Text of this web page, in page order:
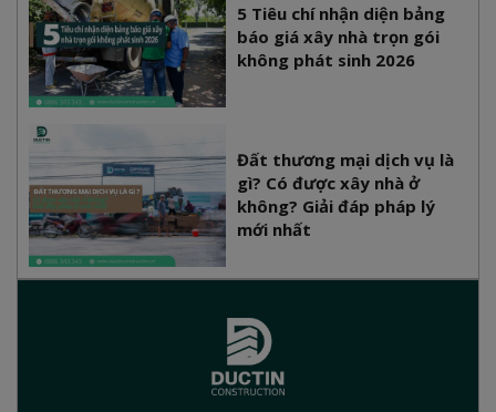
5 Tiêu chí nhận diện bảng
báo giá xây nhà trọn gói
không phát sinh 2026
Đất thương mại dịch vụ là
gì? Có được xây nhà ở
không? Giải đáp pháp lý
mới nhất